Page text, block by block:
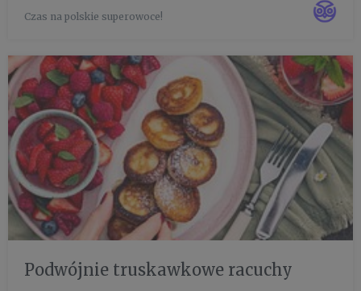
wymagają obierania (wystarczy odciąć około 5 cm
Czas na polskie superowoce!
Podwójnie truskawkowe racuchy